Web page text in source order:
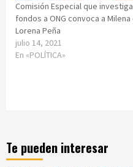
Comisión Especial que
fondos a ONG convoca a
Lorena Peña
julio 14, 2021
En «POLÍTICA»
Te pueden interesar